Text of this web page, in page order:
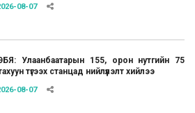
08-07
Улаанбаатарын 155, орон нутгийн 75
түгээх станцад нийлүүлэлт хийлээ
08-07